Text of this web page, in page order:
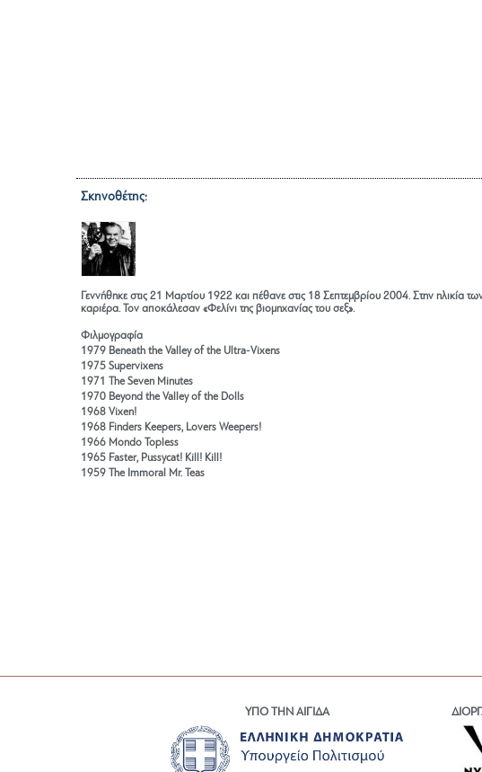
Σκηνοθέτης:
Γεννήθηκε στις 21 Μαρτίου 1922 και πέθανε στις 18 Σεπτεμβρίου 2004. Στην ηλικία
καριέρα. Τον αποκάλεσαν «Φελίνι της βιομηχανίας του σεξ».
Φιλμογραφία
1979 Beneath the Valley of the Ultra-Vixens
1975 Supervixens
1971 The Seven Minutes
1970 Beyond the Valley of the Dolls
1968 Vixen!
1968 Finders Keepers, Lovers Weepers!
1966 Mondo Topless
1965 Faster, Pussycat! Kill! Kill!
1959 The Immoral Mr. Teas
ΥΠΟ ΤΗΝ ΑΙΓΙΔΑ